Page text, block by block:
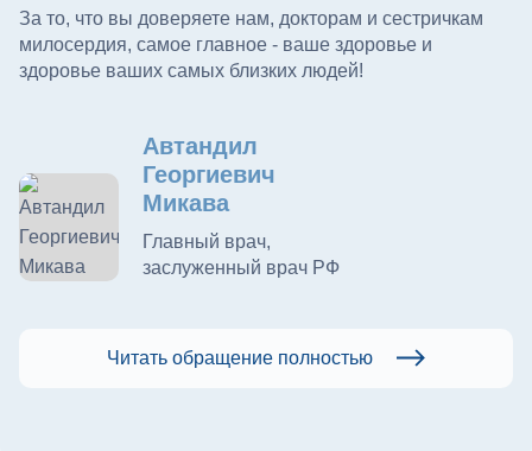
За то, что вы доверяете нам, докторам и сестричкам
милосердия, самое главное - ваше здоровье и
здоровье ваших самых близких людей!
Автандил
Георгиевич
Микава
Главный врач,
заслуженный врач РФ
Читать обращение полностью